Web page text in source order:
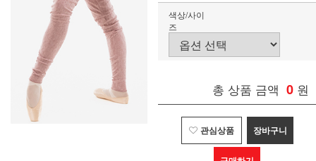
색상/사이
즈
총 상품 금액 0 원
관심상품 장바구니